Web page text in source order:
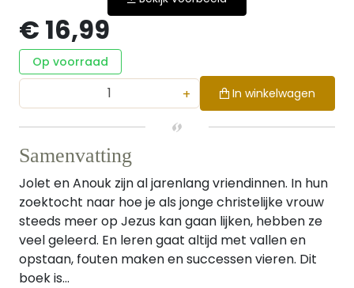
€ 16,99
Op voorraad
+ In winkelwagen
Samenvatting
Jolet en Anouk zijn al jarenlang vriendinnen. In hun
zoektocht naar hoe je als jonge christelijke vrouw
steeds meer op Jezus kan gaan lijken, hebben ze
veel geleerd. En leren gaat altijd met vallen en
opstaan, fouten maken en successen vieren. Dit
boek is...